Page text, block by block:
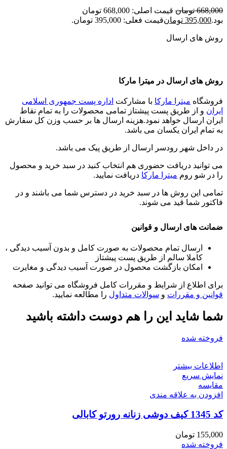
668,000 تومان
قیمت اصلی: 668,000 تومان
بود.395,000 تومانقیمت فعلی: 395,000 تومان.
روش های ارسال
روش های ارسال در میترا مارکا
فروشگاه میترا مارکا با مشارکت اداره پست جمهوری اسلامی
ایران و از طریق پست پیشتاز تمامی محصولات را به تمام نقاط
ایران ارسال خواهد نمود.هزینه ارسال ها بر حسب وزن کل سفارش
به تمام ایران یکسان می باشد.
در داخل شهر رودسر ارسال از طریق پیک می باشد.
می توانید دریافت حضوری هم انتخاب کنید در سبد خرید و محصول
را در شو روم میترا مارکا دریافت نمایید.
تمامی این روش ها در سبد خرید در دسترس شما می باشند و در
فاکتور شما قید می شوند.
ضمانت های ارسال و قوانین
ارسال تمام محصولات به صورت کامل و بدون آسیب دیدگی ،
کاملا سالم از طریق پست پیشتاز
امکان بازگشت محصول در صورت آسیب دیدگی و مغایرت
برای اطلاع از شرایط و مقررات کامل فروشگاه می توانید صفحه
قوانین و مقررات و سوالات متداول را مطالعه نمایید.
شما شاید این را هم دوست داشته باشید
فروخته شده
اطلاعات بیشتر
نمایش سریع
مقايسه
افزودن به علاقه مندی
کد 1345 کیف دوشی زنانه رورتو کابالی
155,000 تومان
فروخته شده